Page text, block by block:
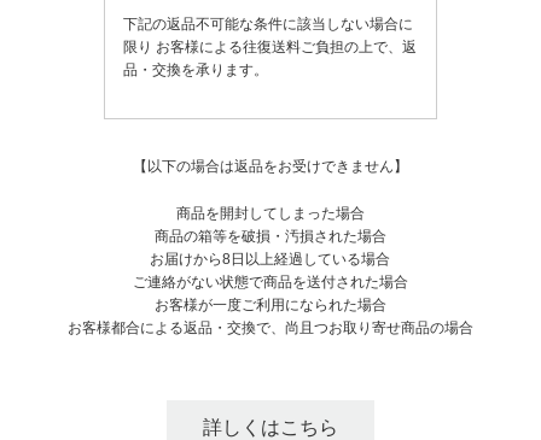
下記の返品不可能な条件に該当しない場合に
限り お客様による往復送料ご負担の上で、返
品・交換を承ります。
【以下の場合は返品をお受けできません】
商品を開封してしまった場合
商品の箱等を破損・汚損された場合
お届けから8日以上経過している場合
ご連絡がない状態で商品を送付された場合
お客様が一度ご利用になられた場合
お客様都合による返品・交換で、尚且つお取り寄せ商品の場合
詳しくはこちら